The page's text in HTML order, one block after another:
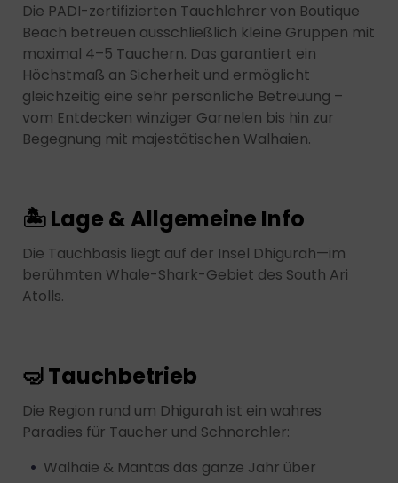
Die PADI-zertifizierten Tauchlehrer von Boutique
Beach betreuen ausschließlich kleine Gruppen mit
maximal 4–5 Tauchern. Das garantiert ein
Höchstmaß an Sicherheit und ermöglicht
gleichzeitig eine sehr persönliche Betreuung –
vom Entdecken winziger Garnelen bis hin zur
Begegnung mit majestätischen Walhaien.
🏝 Lage & Allgemeine Info
Die Tauchbasis liegt auf der Insel Dhigurah—im
berühmten Whale-Shark-Gebiet des South Ari
Atolls.
🤿 Tauchbetrieb
Die Region rund um Dhigurah ist ein wahres
Paradies für Taucher und Schnorchler:
Walhaie & Mantas das ganze Jahr über